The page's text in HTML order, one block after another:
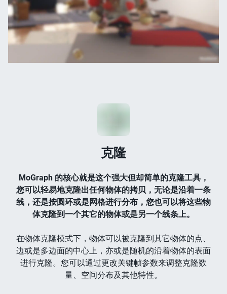
克隆
MoGraph 的核心就是这个强大但却简单的克隆工具，
您可以轻易地克隆出任何物体的拷贝，无论是沿着一条
线，还是按圆环或是网格进行分布，您也可以将这些物
体克隆到一个其它的物体或是另一个线条上。
在物体克隆模式下，物体可以被克隆到其它物体的点、
边或是多边面的中心上，亦或是随机的沿着物体的表面
进行克隆。您可以通过更改关键帧参数来调整克隆数
量、空间分布及其他特性。